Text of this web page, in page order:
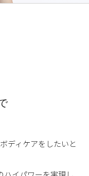
ディケアをしたいと